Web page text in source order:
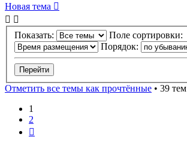
Новая тема
Показать:
Поле сортировки:
Порядок:
Отметить все темы как прочтённые • 39 тем
1
2